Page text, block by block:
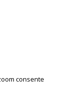
consente